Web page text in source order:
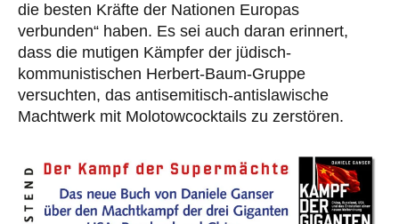
die besten Kräfte der Nationen Europas
verbunden“ haben. Es sei auch daran erinnert,
dass die mutigen Kämpfer der jüdisch-
kommunistischen Herbert-Baum-Gruppe
versuchten, das antisemitisch-antislawische
Machtwerk mit Molotowcocktails zu zerstören.